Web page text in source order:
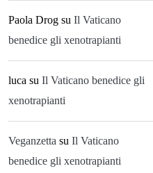
Paola Drog suIl Vaticano
benedice gli xenotrapianti
luca suIl Vaticano benedice gli
xenotrapianti
Veganzetta suIl Vaticano
benedice gli xenotrapianti